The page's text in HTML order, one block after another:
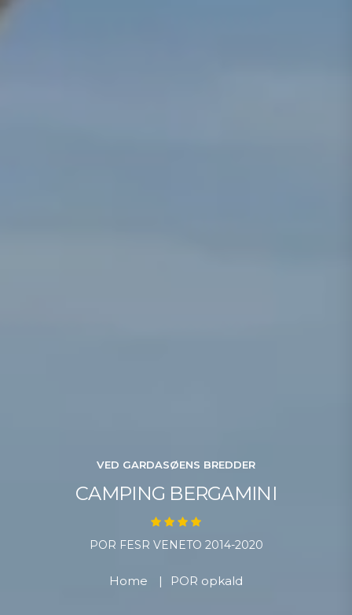
VED GARDASØENS BREDDER
CAMPING BERGAMINI
POR FESR VENETO 2014-2020
Home | POR opkald